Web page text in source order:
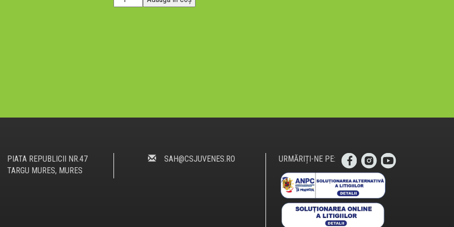
Ora
PIATA REPUBLICII NR.47
TARGU MURES, MURES
SAH@CSJUVENES.RO URMĂRIȚI-NE PE: